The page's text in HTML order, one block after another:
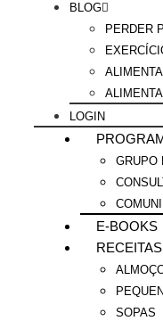
BLOG
PERDER
LOGIN
GRUPO
E-BOOKS
RECEITAS
SOPAS